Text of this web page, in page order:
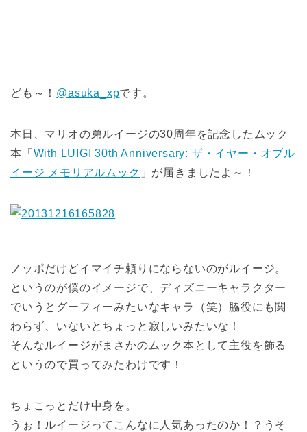
ども～！ @asuka_xpです。
本日、マリオの弟ルイージの30周年を記念したムック
本「 With LUIGI 30th Anniversary: ザ・イヤー・オブル
イージ メモリアルムック 」が届きましたよ～！
ノッポだけどイマイチ頼りにならないのがルイージ。
というのが僕のイメージで、ディズニーキャラクター
でいうとグーフィーみたいなキャラ（笑）脇役にも関
わらず、いないとちょっと寂しいみたいな！
そんなルイージがまさかのムック本として主役を飾る
というので買ってみたわけです！
ちょこっとだけ中身を。
うぉ！ルイージってこんなに人気あったのか！？うそ